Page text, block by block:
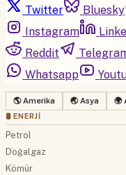
Twitter Bluesky
Instagram
Reddit
Whatsapp
🌎 Amerika 🌏 Asya 🌍
🛢 ENERJI
Petrol
Doğalgaz
Kömür